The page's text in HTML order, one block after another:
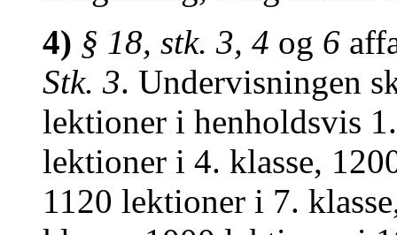
4) § 18, stk. 3, 4 og 6
Stk. 3. Undervisningen
lektioner i henholdsvis
lektioner i 4. klasse,
1120 lektioner i 7.